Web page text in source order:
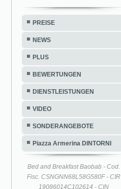
PREISE
NEWS
PLUS
BEWERTUNGEN
DIENSTLEISTUNGEN
VIDEO
SONDERANGEBOTE
Piazza Armerina DINTORNI
Bed and Breakfast Baobab - Cod.
Fisc. CSNGNN68L58G580F - CIR
19086014C102614 - CIN